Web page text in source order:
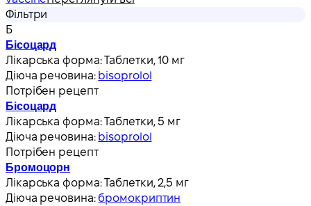
Фільтри
Б
Бісоцард
Лікарська форма:Таблетки, 10 мг
Діюча речовина: bisoprolol
Потрібен рецепт
Бісоцард
Лікарська форма:Таблетки, 5 мг
Діюча речовина: bisoprolol
Потрібен рецепт
Бромоцорн
Лікарська форма:Таблетки, 2,5 мг
Діюча речовина: бромокриптин